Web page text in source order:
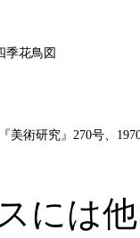
季花鳥図
美術研究』270号、
には